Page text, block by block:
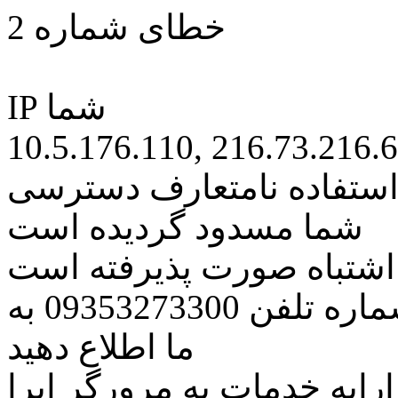
خطای شماره 2
IP شما
10.5.176.110,
نامتعارف دسترسی
شما مسدود گردیده است
اشتباه صورت پذیرفته است
مراتب این مسئله را از طریق شماره تلفن 09353273300 به
ما اطلاع دهید
خدمات به مرورگر اپرا